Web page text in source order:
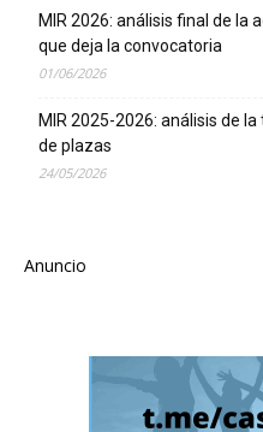
MIR 2026: análisis final de la
que deja la convocatoria
01/06/2026
MIR 2025-2026: análisis de
de plazas
24/05/2026
Anuncio